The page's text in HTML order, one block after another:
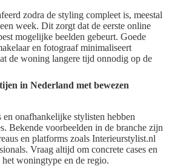
zodra de styling compleet is, meestal
week. Dit zorgt dat de eerste online
mogelijke beelden gebeurt. Goede
en fotograaf minimaliseert
de woning langere tijd onnodig op de
in Nederland met bewezen
en onafhankelijke stylisten hebben
Bekende voorbeelden in de branche zijn
en platforms zoals Interieurstylist.nl
Vraag altijd om concrete cases en
woningtype en de regio.